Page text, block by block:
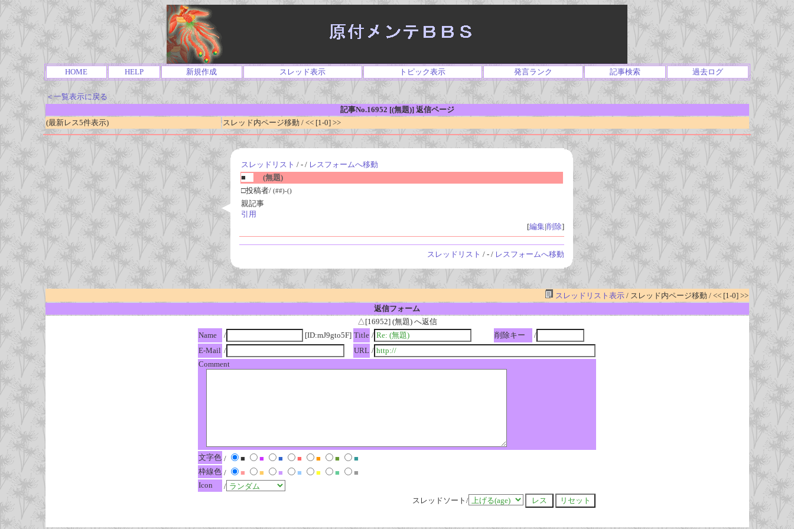
HOME HELP 新規作成 スレッド表示 トピック表示 発言ランク 記事検索 過去ログ
＜一覧表示に戻る
記事No.16952 [(無題)] 返信ページ
(最新レス5件表示)
スレッド内ページ移動 / << [1-0] >>
スレッドリスト / - / レスフォームへ移動
■
(無題)
□投稿者/ (##)-()
親記事
引用
[編集|削除]
スレッドリスト / - / レスフォームへ移動
スレッドリスト表示/ スレッド内ページ移動 / << [1-0] >>
返信フォーム
△[16952] (無題) へ返信
Name
/ [ID:mJ9gto5F] Title / 削除キー
/
E-Mail / URL /
Comment
文字色 / ■ ■ ■ ■ ■ ■
■
枠線色 / ■ ■ ■ ■ ■ ■
■
Icon
/
スレッドソート/